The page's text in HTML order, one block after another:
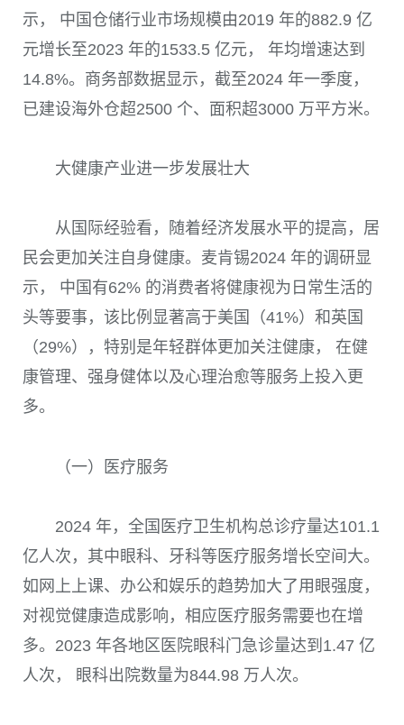
示， 中国仓储行业市场规模由2019 年的882.9 亿
元增长至2023 年的1533.5 亿元， 年均增速达到
14.8%。商务部数据显示，截至2024 年一季度，
已建设海外仓超2500 个、面积超3000 万平方米。
大健康产业进一步发展壮大
从国际经验看，随着经济发展水平的提高，居
民会更加关注自身健康。麦肯锡2024 年的调研显
示， 中国有62% 的消费者将健康视为日常生活的
头等要事，该比例显著高于美国（41%）和英国
（29%），特别是年轻群体更加关注健康， 在健
康管理、强身健体以及心理治愈等服务上投入更
多。
（一）医疗服务
2024 年，全国医疗卫生机构总诊疗量达101.1
亿人次，其中眼科、牙科等医疗服务增长空间大。
如网上上课、办公和娱乐的趋势加大了用眼强度，
对视觉健康造成影响，相应医疗服务需要也在增
多。2023 年各地区医院眼科门急诊量达到1.47 亿
人次， 眼科出院数量为844.98 万人次。